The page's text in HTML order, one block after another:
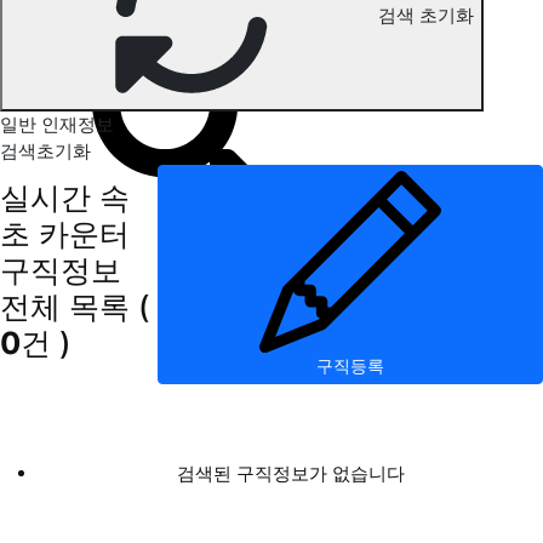
속초 카운터 구직정보 검색 초기화
일반 인재정보
검색초기화
실시간 속
초 카운터
구직정보
전체 목록 (
0건 )
구직등록
검색된 구직정보가 없습니다